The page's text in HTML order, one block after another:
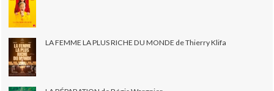
LA FEMME LA PLUS RICHE DU MONDE de Thierry Klifa